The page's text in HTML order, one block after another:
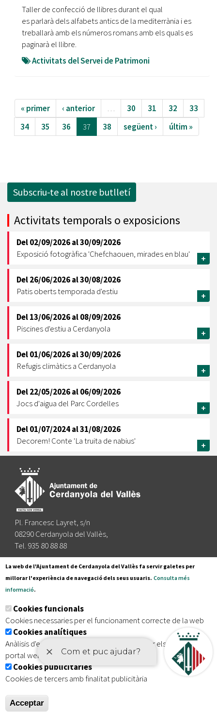
Taller de confecció de llibres durant el qual
es parlarà dels alfabets antics de la mediterrània i es
treballarà amb els números romans amb els quals es
paginarà el llibre.
Activitats del Servei de Patrimoni
« primer ‹ anterior … 30 31 32
33
34
35 36 37 38 següent › últim »
Subscriu-te al nostre butlletí
Activitats temporals o exposicions
Del02/09/2026al30/09/2026
Exposició fotogràfica 'Chefchaouen, mirades en blau'
+
Del26/06/2026al30/08/2026
Patis oberts temporada d'estiu
+
Del13/06/2026al08/09/2026
Piscines d'estiu a Cerdanyola
+
Del01/06/2026al30/09/2026
Refugis climàtics a Cerdanyola
+
Del22/05/2026al06/09/2026
Jocs d'aigua del Parc Cordelles
+
Del01/07/2024al31/08/2026
Decorem! Conte 'La truita de nabius'
+
Pl. Francesc Layret, s/n
08290 Cerdanyola del Vallès,
Tel. 935 80 88 88
Segueix-nos a:
Subscriu-te al nostre butlletí
Inici | Avís legal | Protecció de dades Mapa del lloc
| Accessibilitat
La web de l'Ajuntament de Cerdanyola del Vallès fa servir galetes per
millorar l'experiència de navegació dels seus usuaris. Consulta més
informació.
Cookies funcionals
Cookies necessaries per el funcionament correcte de la web
Cookies analítiques
Anàlisis d'estadístiques que permeten millorar els serveis del
portal web
Cookies publicitàries
Cookies de tercers amb finalitat publicitària
Acceptar